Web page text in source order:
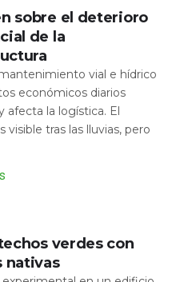
sobre el deterioro
de la
vial e hídrico
económicos diarios
afecta la logística. El
visible tras las lluvias, pero
verdes con
nativas